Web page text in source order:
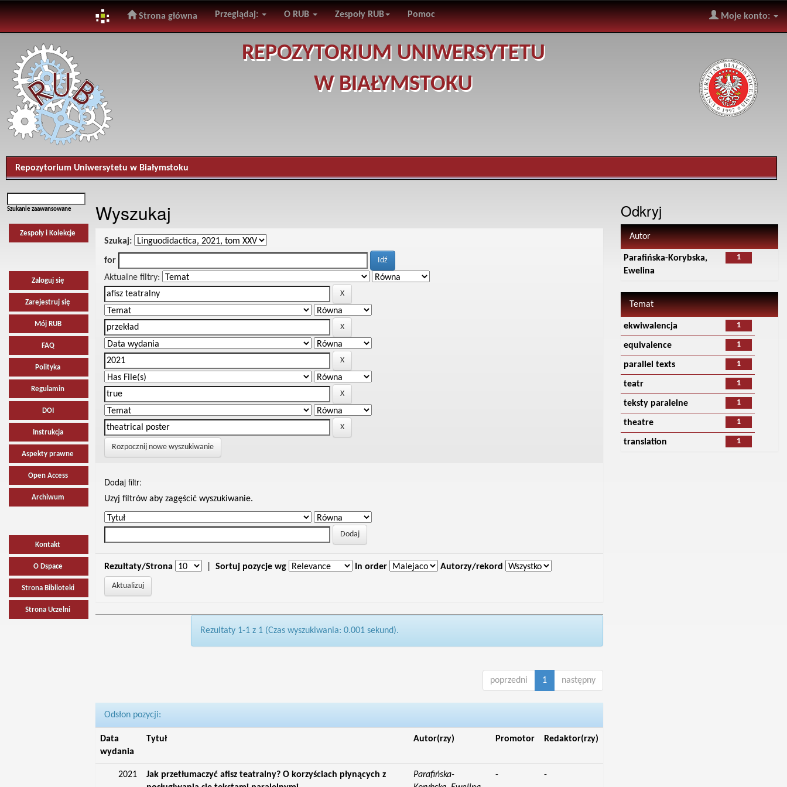
navigation
Strona główna Przeglądaj: O RUB Zespoły RUB Pomoc Moje konto:
REPOZYTORIUM UNIWERSYTETU
W BIAŁYMSTOKU
Repozytorium Uniwersytetu w Białymstoku
Szukanie zaawansowane
Zespoły i Kolekcje
Zaloguj się
Zarejestruj się
Mój RUB
FAQ
Polityka
Regulamin
DOI
Instrukcja
Aspekty prawne
Open Access
Archiwum
Kontakt
O Dspace
Strona Biblioteki
Strona Uczelni
Wyszukaj
Szukaj:
for
Aktualne filtry:
Rozpocznij nowe wyszukiwanie
Dodaj filtr:
Uzyj filtrów aby zagęścić wyszukiwanie.
Rezultaty/Strona Sortuj pozycje wg In order Autorzy/rekord
Rezultaty 1-1 z 1 (Czas wyszukiwania: 0.001 sekund).
poprzedni 1 następny
Odsłon pozycji:
Data
wydania
Tytuł Autor(rzy) Promotor Redaktor(rzy)
2021
Jak przetłumaczyć afisz teatralny? O korzyściach płynących z
Parafińska-
- -
Odkryj
Autor
1
Parafińska-Korybska,
Ewelina
Temat
1
ekwiwalencja
1
equivalence
1
parallel texts
1
teatr
1
teksty paralelne
1
theatre
1
translation